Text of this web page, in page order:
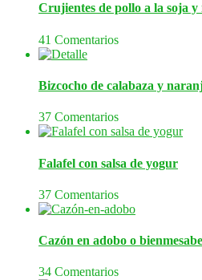
Crujientes de pollo a la soja y
41 Comentarios
Bizcocho de calabaza y
37 Comentarios
Falafel con salsa de yogur
37 Comentarios
Cazón en adobo o bienmesabe
34 Comentarios